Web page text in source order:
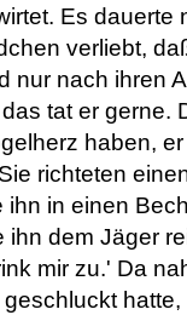
Es dauerte
verliebt,
nur nach ihren
tat er gerne.
haben,
richteten
ihn in einen
ihn dem Jäger
mir zu.' Da